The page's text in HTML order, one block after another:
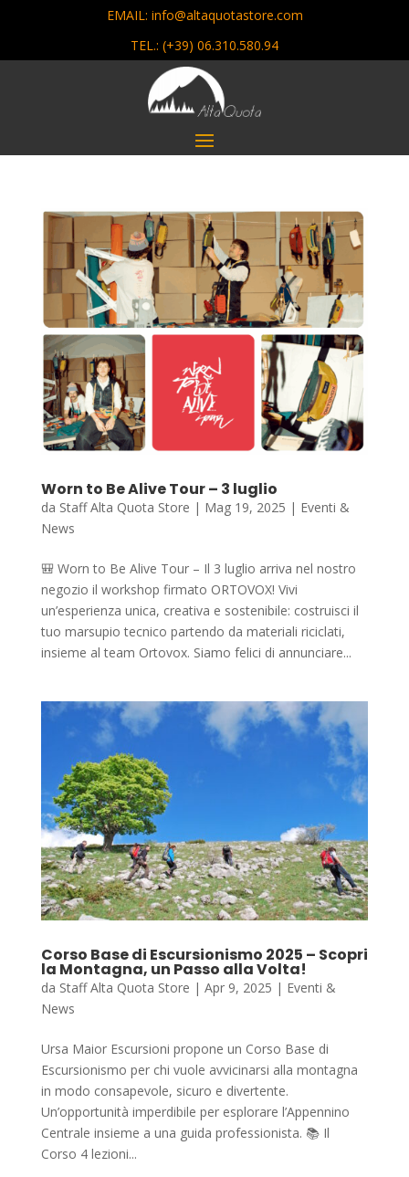
EMAIL: info@altaquotastore.com
TEL.: (+39) 06.310.580.94
Worn to Be Alive Tour – 3 luglio
da Staff Alta Quota Store | Mag 19, 2025 | Eventi &
News
🎒 Worn to Be Alive Tour – Il 3 luglio arriva nel nostro
negozio il workshop firmato ORTOVOX! Vivi
un’esperienza unica, creativa e sostenibile: costruisci il
tuo marsupio tecnico partendo da materiali riciclati,
insieme al team Ortovox. Siamo felici di annunciare...
Corso Base di Escursionismo 2025 – Scopri
la Montagna, un Passo alla Volta!
da Staff Alta Quota Store | Apr 9, 2025 | Eventi &
News
Ursa Maior Escursioni propone un Corso Base di
Escursionismo per chi vuole avvicinarsi alla montagna
in modo consapevole, sicuro e divertente.
Un’opportunità imperdibile per esplorare l’Appennino
Centrale insieme a una guida professionista. 📚 Il
Corso 4 lezioni...